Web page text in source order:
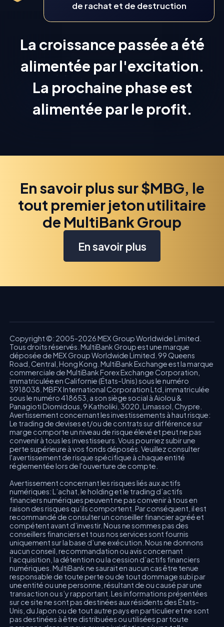
de rachat et de destruction
La croissance passée a été
alimentée par l'excitation.
La prochaine phase est
alimentée par le profit.
En savoir plus sur $MBG, le
tout premier jeton utilitaire
de MultiBank Group
En savoir plus
Copyright ©: 2005-2026 MEX Group Worldwide Limited.
Tous droits réservés. MultiBank Group est une marque
déposée de MEX Group Worldwide Limited. 99 Queens
Road, Central, Hong Kong. MultiBank Exchange est la marque
commerciale de MultiBank Forex Exchange Corporation,
immatriculée en Californie (États-Unis) sous le numéro
3918038. MBFX International Corporation Ltd, immatriculée
sous le numéro 418653, a son siège social à Aiolou &
Panagioti Diomidous, 9 Katholiki, 3020, Limassol, Chypre.
Avertissement concernant les investissements à haut risque:
Le trading de devises et/ou de contrats sur différence sur
marge comporte un niveau de risque élevé et peut ne pas
convenir à tous les investisseurs. Vous pourriez subir une
perte supérieure à vos fonds déposés. Veuillez consulter
l'avertissement de risque spécifique à chaque entité
réglementée lors de l'ouverture de compte.
Avertissement concernant les risques liés aux actifs
numériques: L’achat, le holding et le trading d’actifs
financiers numériques peuvent ne pas convenir à tous en
raison des risques qu’ils comportent. Par conséquent, il est
recommandé de consulter un conseiller financier agréé et
compétent avant d’investir. Nous ne sommes pas des
conseillers financiers et tous nos services sont fournis
uniquement sur la base d’une exécution. Nous ne donnons
aucun conseil, recommandation ou avis concernant
l’acquisition, la détention ou la cession d’actifs financiers
numériques. MultiBank ne saurait en aucun cas être tenue
responsable de toute perte ou de tout dommage subi par
une entité ou une personne, résultant de ou causé par une
transaction ou s’y rapportant. Les informations présentées
sur ce site ne sont pas destinées aux résidents des États-
Unis, du Japon ou de tout autre pays en particulier et ne sont
pas destinées à être distribuées ou utilisées par toute